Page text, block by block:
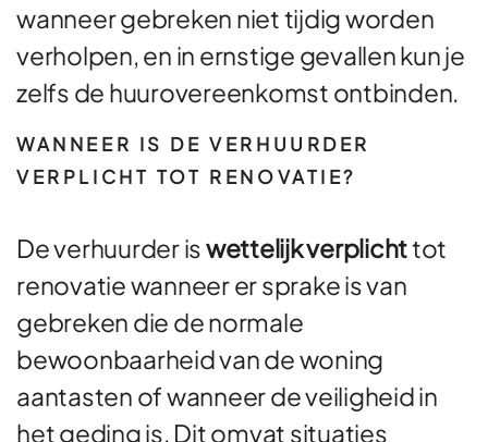
wanneer gebreken niet tijdig worden
verholpen, en in ernstige gevallen kun je
zelfs de huurovereenkomst ontbinden.
WANNEER IS DE VERHUURDER
VERPLICHT TOT RENOVATIE?
De verhuurder iswettelijk verplichttot
renovatie wanneer er sprake is van
gebreken die de normale
bewoonbaarheid van de woning
aantasten of wanneer de veiligheid in
het geding is. Dit omvat situaties